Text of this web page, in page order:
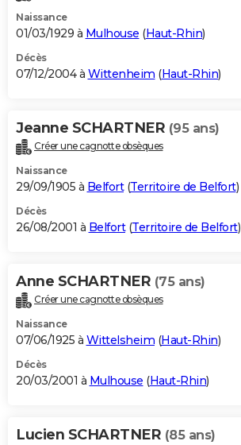
Naissance
01/03/1929 à Mulhouse (Haut-Rhin)
Décès
07/12/2004 à Wittenheim (Haut-Rhin)
Jeanne SCHARTNER (95 ans)
Créer une cagnotte obsèques
Naissance
29/09/1905 à Belfort(Territoire de Belfort)
Décès
26/08/2001 à Belfort(Territoire de Belfort)
Anne SCHARTNER (75 ans)
Créer une cagnotte obsèques
Naissance
07/06/1925 à Wittelsheim (Haut-Rhin)
Décès
20/03/2001 à Mulhouse (Haut-Rhin)
Lucien SCHARTNER (85 ans)